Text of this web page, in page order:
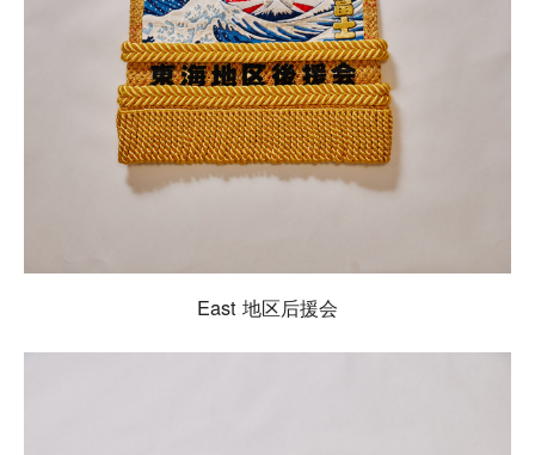
East 地区后援会